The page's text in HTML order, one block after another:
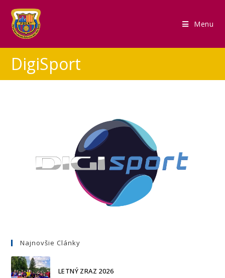
Menu
DigiSport
Najnovšie Clánky
LETNÝ ZRAZ 2026